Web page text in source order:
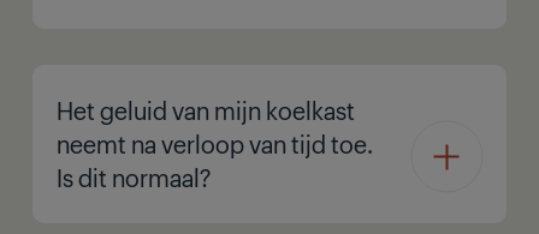
Het geluid van mijn koelkast
neemt na verloop van tijd toe.
Is dit normaal?